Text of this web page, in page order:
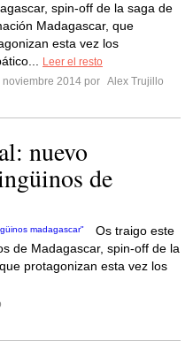
spin-off de la saga de
Madagascar, que
esta vez los
Leer el resto
noviembre 2014 por Alex Trujillo
nuevo
de
Os traigo este
de Madagascar, spin-off de la
protagonizan esta vez los